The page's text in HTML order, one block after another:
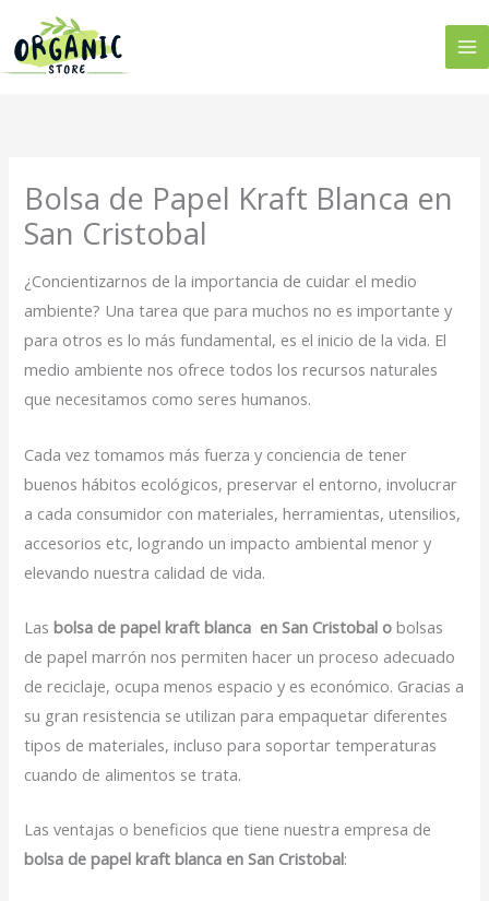
contenido
Bolsa de Papel Kraft Blanca en
San Cristobal
¿Concientizarnos de la importancia de cuidar el medio
ambiente? Una tarea que para muchos no es importante y
para otros es lo más fundamental, es el inicio de la vida. El
medio ambiente nos ofrece todos los recursos naturales
que necesitamos como seres humanos.
Cada vez tomamos más fuerza y conciencia de tener
buenos hábitos ecológicos, preservar el entorno, involucrar
a cada consumidor con materiales, herramientas, utensilios,
accesorios etc, logrando un impacto ambiental menor y
elevando nuestra calidad de vida.
Lasbolsa de papel kraft blanca en San Cristobal o bolsas
de papel marrón nos permiten hacer un proceso adecuado
de reciclaje, ocupa menos espacio y es económico. Gracias a
su gran resistencia se utilizan para empaquetar diferentes
tipos de materiales, incluso para soportar temperaturas
cuando de alimentos se trata.
Las ventajas o beneficios que tiene nuestra empresa de
bolsa de papel kraft blanca en San Cristobal: